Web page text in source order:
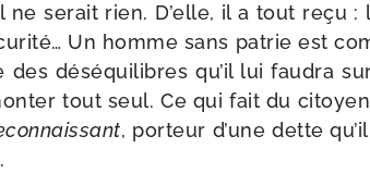
ne serait rien. D’elle, il a tout reçu
Un homme sans patrie est
dés­équi­libres qu’il lui fau­dra
tout seul. Ce qui fait du
, por­teur d’une dette